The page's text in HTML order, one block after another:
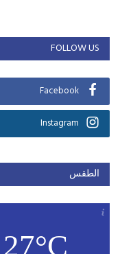
FOLLOW US
Facebook
Instagram
الطقس
27°C